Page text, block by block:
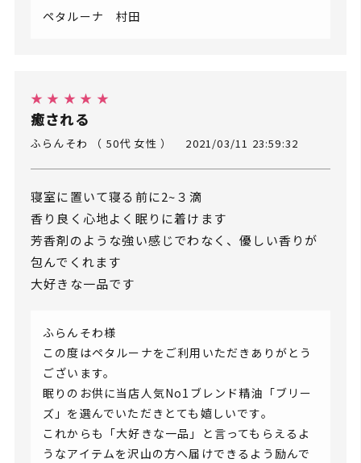
ペタルーナ 村田
★ ★ ★ ★ ★
癒される
ふらんそわ （ 50代 女性 ） 2021/03/11 23:59:32
寝室に置いて寝る前に2~３滴
香り良く心地よく眠りに着けます
芳香剤のような強い感じでわなく、優しい香りが
包んでくれます
大好きな一品です
ふらんそわ様
この度はペタルーナをご利用いただきありがとう
ございます。
眠りのお供に当店人気No1ブレンド精油「ブリー
ズ」を選んでいただきとても嬉しいです。
これからも「大好きな一品」と言ってもらえるよ
うなアイテムを沢山の方へ届けできるよう励んで